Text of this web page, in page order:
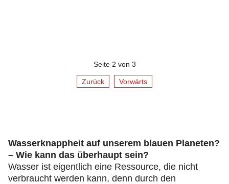
Seite 2 von 3
Zurück Vorwärts
Wasserknappheit auf unserem blauen Planeten?
– Wie kann das überhaupt sein?
Wasser ist eigentlich eine Ressource, die nicht
verbraucht werden kann, denn durch den